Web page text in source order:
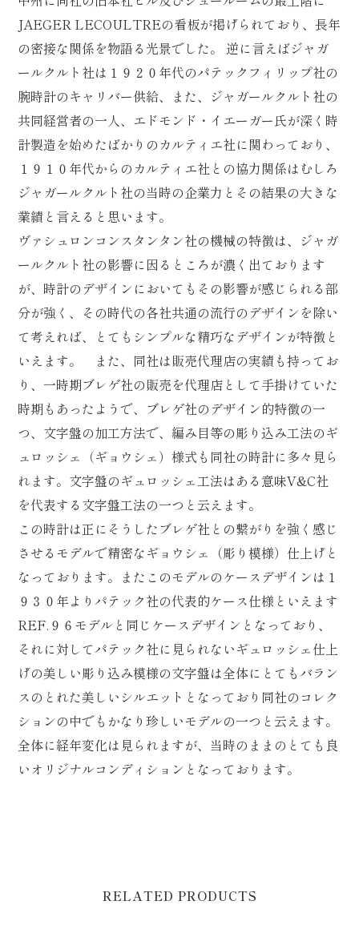
JAEGER LECOULTREの看板が掲げられており、長年
の密接な関係を物語る光景でした。 逆に言えばジャガ
ールクルト社は１９２０年代のパテックフィリップ社の
腕時計のキャリバー供給、また、ジャガールクルト社の
共同経営者の一人、エドモンド・イエーガー氏が深く時
計製造を始めたばかりのカルティエ社に関わっており、
１９１０年代からのカルティエ社との協力関係はむしろ
ジャガールクルト社の当時の企業力とその結果の大きな
業績と言えると思います。
ヴァシュロンコンスタンタン社の機械の特徴は、ジャガ
ールクルト社の影響に因るところが濃く出ております
が、時計のデザインにおいてもその影響が感じられる部
分が強く、その時代の各社共通の流行のデザインを除い
て考えれば、とてもシンプルな精巧なデザインが特徴と
いえます。 また、同社は販売代理店の実績も持ってお
り、一時期ブレゲ社の販売を代理店として手掛けていた
時期もあったようで、ブレゲ社のデザイン的特徴の一
つ、文字盤の加工方法で、編み目等の彫り込み工法のギ
ュロッシェ（ギョウシェ）様式も同社の時計に多々見ら
れます。文字盤のギュロッシェ工法はある意味V&C社
を代表する文字盤工法の一つと云えます。
この時計は正にそうしたブレゲ社との繋がりを強く感じ
させるモデルで精密なギョウシェ（彫り模様）仕上げと
なっております。またこのモデルのケースデザインは１
９３０年よりパテック社の代表的ケース仕様といえます
REF.９６モデルと同じケースデザインとなっており、
それに対してパテック社に見られないギュロッシェ仕上
げの美しい彫り込み模様の文字盤は全体にとてもバラン
スのとれた美しいシルエットとなっており同社のコレク
ションの中でもかなり珍しいモデルの一つと云えます。
全体に経年変化は見られますが、当時のままのとても良
いオリジナルコンディションとなっております。
RELATED PRODUCTS